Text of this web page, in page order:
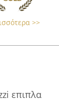
>>
επιπλα